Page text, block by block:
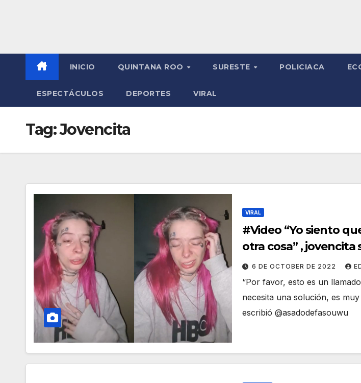
INICIO QUINTANA ROO SURESTE POLICIACA
ESPECTÁCULOS DEPORTES VIRAL
Tag:Jovencita
VIRAL
#Video “Yo siento
otra cosa” , jovencita
mantengan porque
para trabajar’
6 DE OCTOBER DE 2022
“Por favor, esto es un
necesita una solución, es
escribió @asadodefasouwu